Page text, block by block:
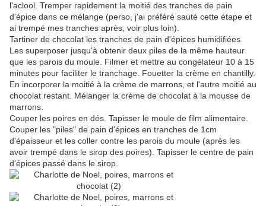
l'aclool. Tremper rapidement la moitié des tranches de pain
d'épice dans ce mélange (perso, j'ai préféré sauté cette étape et
ai trempé mes tranches après, voir plus loin).
Tartiner de chocolat les tranches de pain d'épices humidifiées.
Les superposer jusqu'à obtenir deux piles de la même hauteur
que les parois du moule. Filmer et mettre au congélateur 10 à 15
minutes pour faciliter le tranchage. Fouetter la crème en chantilly.
En incorporer la moitié à la crème de marrons, et l'autre moitié au
chocolat restant. Mélanger la crème de chocolat à la mousse de
marrons.
Couper les poires en dés. Tapisser le moule de film alimentaire.
Couper les "piles" de pain d'épices en tranches de 1cm
d'épaisseur et les coller contre les parois du moule (après les
avoir trempé dans le sirop des poires). Tapisser le centre de pain
d'épices passé dans le sirop.